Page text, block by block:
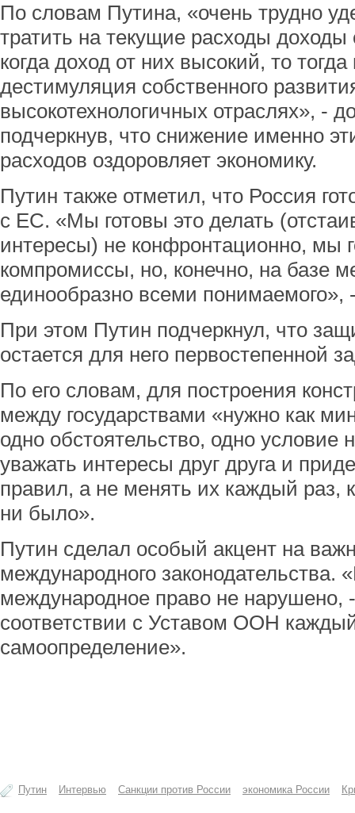
По словам Путина, «очень трудно
тратить на текущие расходы доходы
когда доход от них высокий, то
дестимуляция собственного
высокотехнологичных отраслях», -
подчеркнув, что снижение именно
расходов оздоровляет экономику.
Путин также отметил, что Россия
с ЕС. «Мы готовы это делать
интересы) не конфронтационно, мы
компромиссы, но, конечно, на базе
единообразно всеми понимаемого»,
При этом Путин подчеркнул, что
остается для него первостепенной
По его словам, для построения
между государствами «нужно как
одно обстоятельство, одно условие
уважать интересы друг друга и
правил, а не менять их каждый раз,
ни было».
Путин сделал особый акцент на
международного
международное право не нарушено,
соответствии с Уставом ООН
самоопределение».
Путин Интервью Санкции против России экономика России